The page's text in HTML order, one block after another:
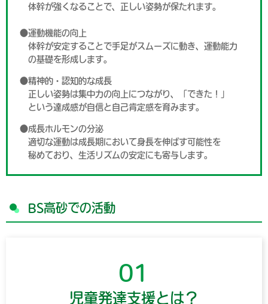
体幹が強くなることで、正しい姿勢が保たれます。
●運動機能の向上
体幹が安定することで手足がスムーズに動き、運動能力
の基礎を形成します。
●精神的・認知的な成長
正しい姿勢は集中力の向上につながり、「できた！」
という達成感が自信と自己肯定感を育みます。
●成長ホルモンの分泌
適切な運動は成長期において身長を伸ばす可能性を
秘めており、生活リズムの安定にも寄与します。
BS高砂での活動
01
児童発達支援とは？